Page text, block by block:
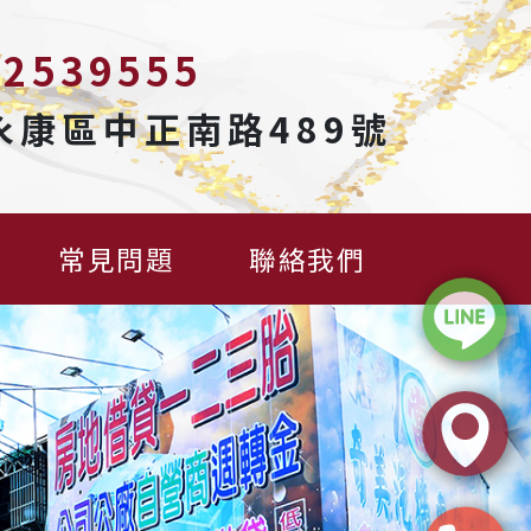
區中正南路489號
常見問題 聯絡我們